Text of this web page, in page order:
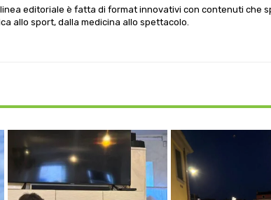
editoriale è fatta di format innovativi con contenuti che
allo sport, dalla medicina allo spettacolo.